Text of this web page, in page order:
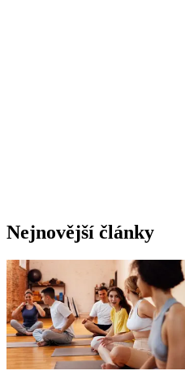
Nejnovější články